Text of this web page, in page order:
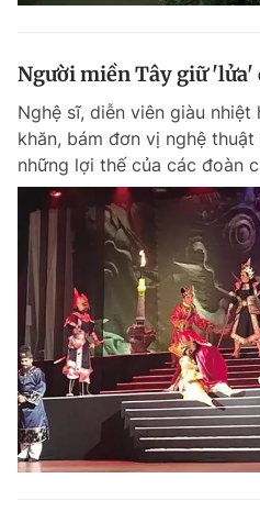
Người miền Tây giữ 'lửa'
Nghệ sĩ, diễn viên giàu nhiệt
khăn, bám đơn vị nghệ
những lợi thế của các đoàn